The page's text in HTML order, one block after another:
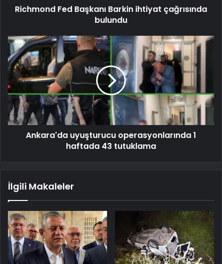
Richmond Fed Başkanı Barkin ihtiyat çağrısında
bulundu
Ankara'da uyuşturucu operasyonlarında 1
haftada 43 tutuklama
İlgili Makaleler